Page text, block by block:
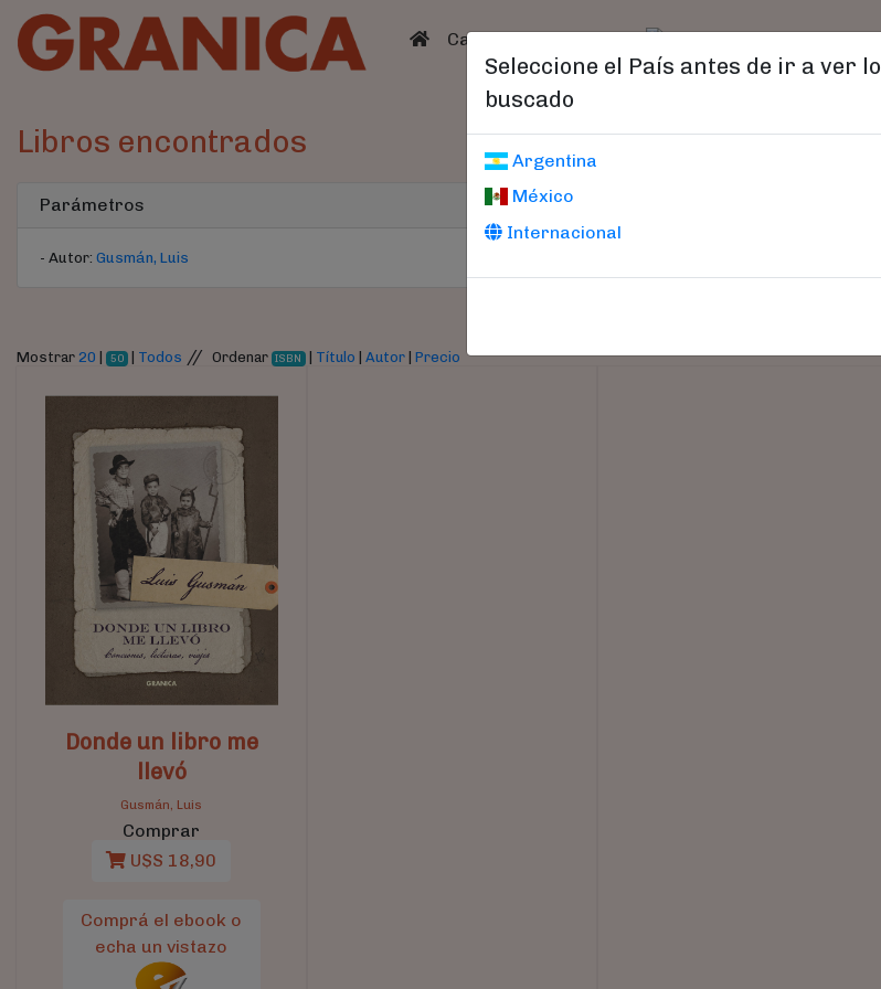
(current)
Catálogo Catálogo
Seleccione el País antes de ir a ver lo
buscado
Argentina
México
Internacional
Libros encontrados
Parámetros
- Autor: Gusmán, Luis
Mostrar 20 50 | Todos // Ordenar ISBN Título |Autor |Precio
Donde un libro me
llevó
Gusmán, Luis
Comprar
U$S 18,90
Comprá el ebook o
echa un vistazo